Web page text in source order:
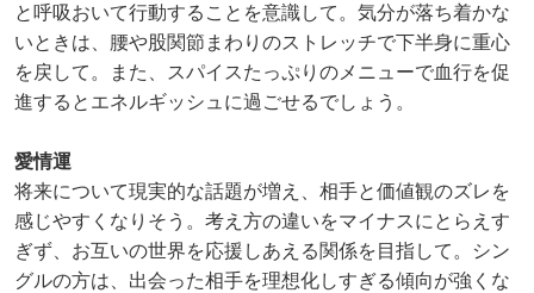
と呼吸おいて行動することを意識して。気分が落ち着かな
いときは、腰や股関節まわりのストレッチで下半身に重心
を戻して。また、スパイスたっぷりのメニューで血行を促
進するとエネルギッシュに過ごせるでしょう。
愛情運
将来について現実的な話題が増え、相手と価値観のズレを
感じやすくなりそう。考え方の違いをマイナスにとらえす
ぎず、お互いの世界を応援しあえる関係を目指して。シン
グルの方は、出会った相手を理想化しすぎる傾向が強くな